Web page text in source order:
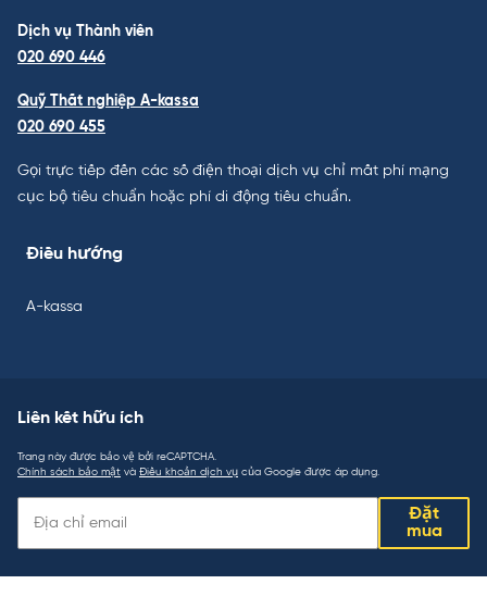
Dịch vụ Thành viên
020 690 446
Quỹ Thất nghiệp A-kassa
020 690 455
Gọi trực tiếp đến các số điện thoại dịch vụ chỉ mất phí mạng
cục bộ tiêu chuẩn hoặc phí di động tiêu chuẩn.
Điều hướng
A-kassa
Liên kết hữu ích
Trang này được bảo vệ bởi reCAPTCHA.
Chính sách bảo mật và Điều khoản dịch vụ của Google được áp dụng.
kết
Đặt
mua